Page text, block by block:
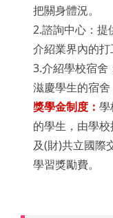
把關身體況。
2.諮詢中心：提
介紹業界內的打
3.介紹學校宿舍
滋慶學生的宿舍
獎學金制度： 學
的學生，由學
及(財)共立國際
學習獎勵費。